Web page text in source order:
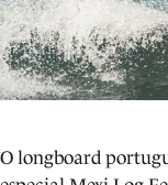
O longboard